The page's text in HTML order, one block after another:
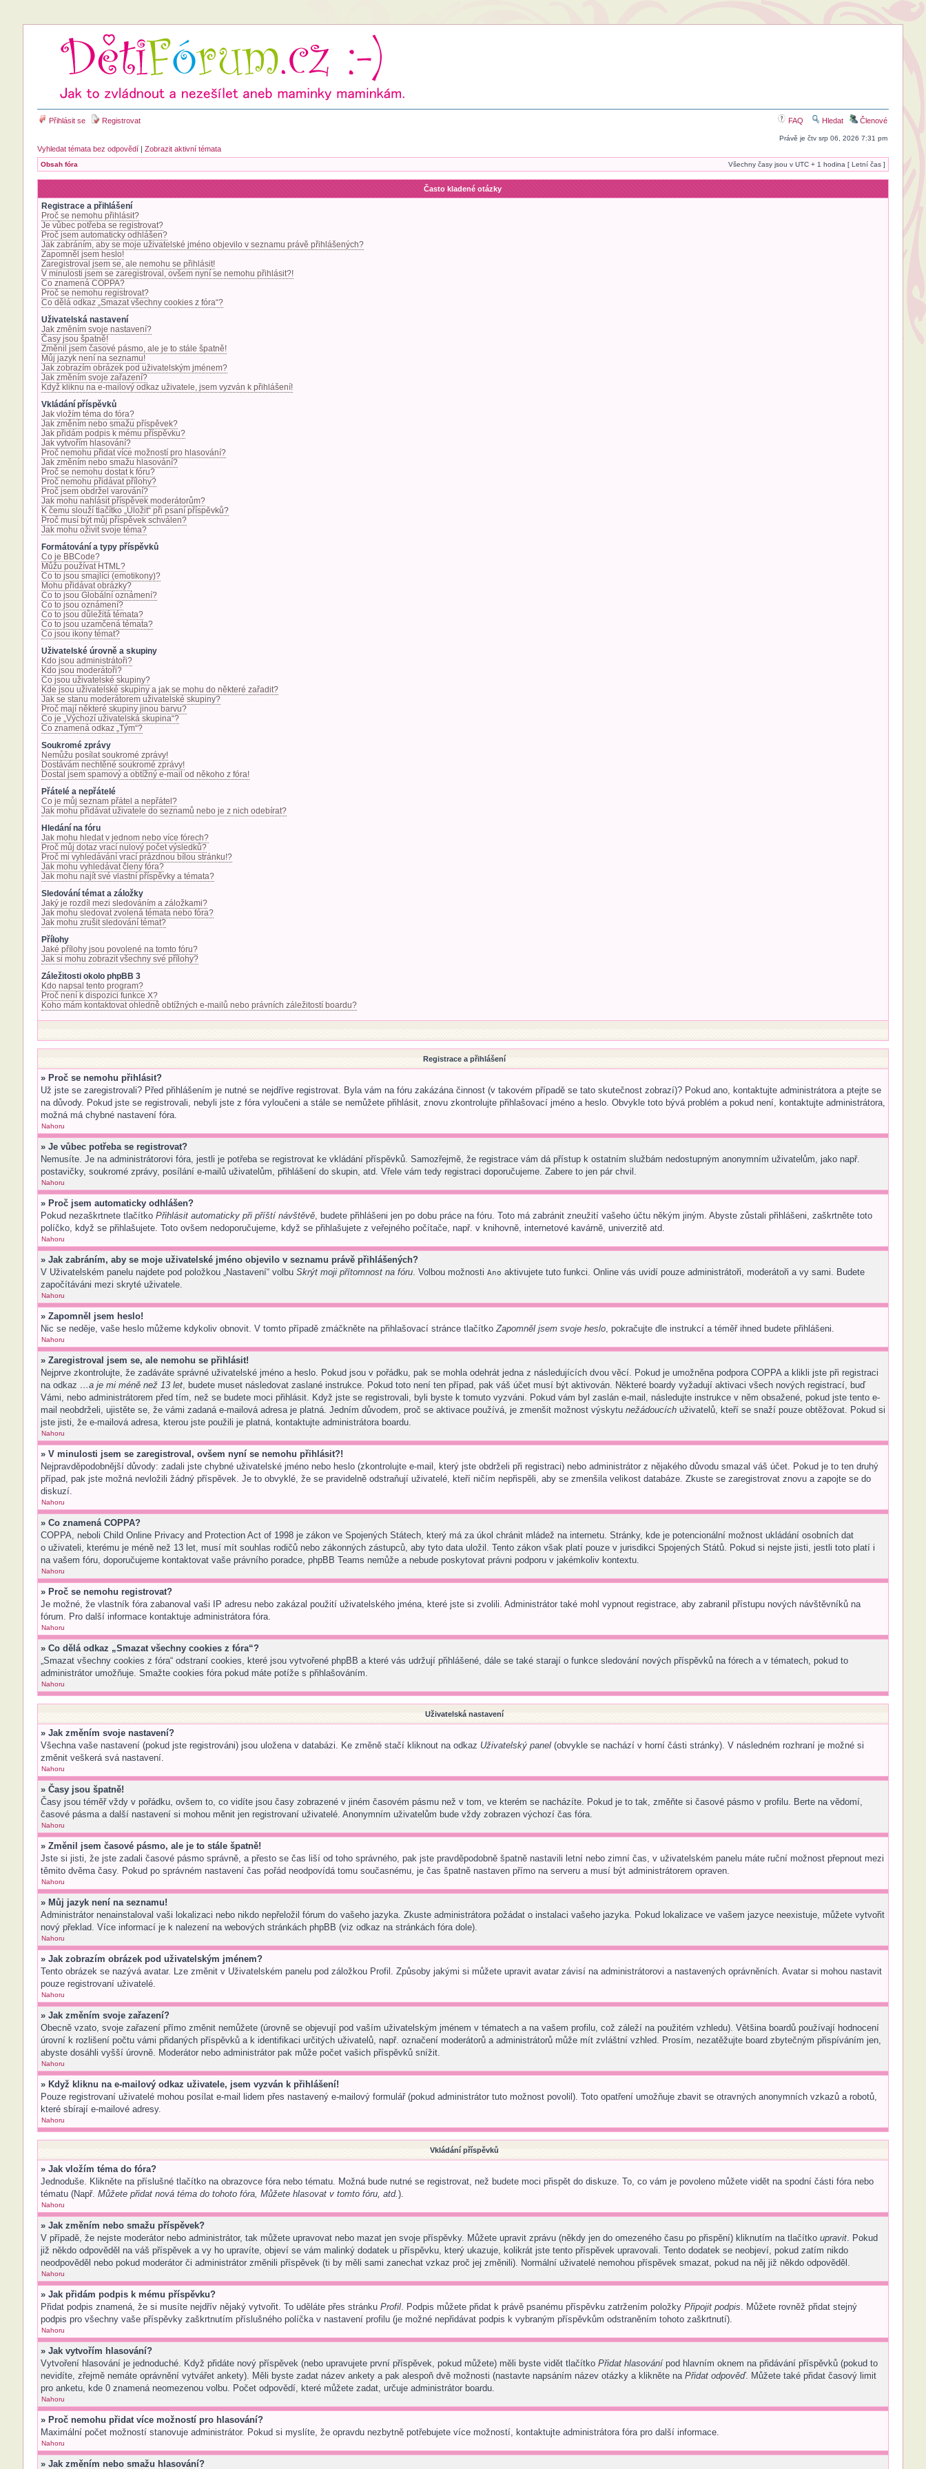
Přihlásit se Registrovat FAQ Hledat Členové
Právě je čtv srp 06, 2026 7:31 pm
Vyhledat témata bez odpovědí| Zobrazit aktivní témata
Obsah fóra Všechny časy jsou v UTC + 1 hodina [ Letní čas ]
Často kladené otázky
Registrace a přihlášení
Proč se nemohu přihlásit?
Je vůbec potřeba se registrovat?
Proč jsem automaticky odhlášen?
Jak zabráním, aby se moje uživatelské jméno objevilo v seznamu právě přihlášených?
Zapomněl jsem heslo!
Zaregistroval jsem se, ale nemohu se přihlásit!
V minulosti jsem se zaregistroval, ovšem nyní se nemohu přihlásit?!
Co znamená COPPA?
Proč se nemohu registrovat?
Co dělá odkaz „Smazat všechny cookies z fóra“?
Uživatelská nastavení
Jak změním svoje nastavení?
Časy jsou špatně!
Změnil jsem časové pásmo, ale je to stále špatně!
Můj jazyk není na seznamu!
Jak zobrazím obrázek pod uživatelským jménem?
Jak změním svoje zařazení?
Když kliknu na e-mailový odkaz uživatele, jsem vyzván k přihlášení!
Vkládání příspěvků
Jak vložím téma do fóra?
Jak změním nebo smažu příspěvek?
Jak přidám podpis k mému příspěvku?
Jak vytvořím hlasování?
Proč nemohu přidat více možností pro hlasování?
Jak změním nebo smažu hlasování?
Proč se nemohu dostat k fóru?
Proč nemohu přidávat přílohy?
Proč jsem obdržel varování?
Jak mohu nahlásit příspěvek moderátorům?
K čemu slouží tlačítko „Uložit“ při psaní příspěvků?
Proč musí být můj příspěvek schválen?
Jak mohu oživit svoje téma?
Formátování a typy příspěvků
Co je BBCode?
Můžu používat HTML?
Co to jsou smajlíci (emotikony)?
Mohu přidávat obrázky?
Co to jsou Globální oznámení?
Co to jsou oznámení?
Co to jsou důležitá témata?
Co to jsou uzamčená témata?
Co jsou ikony témat?
Uživatelské úrovně a skupiny
Kdo jsou administrátoři?
Kdo jsou moderátoři?
Co jsou uživatelské skupiny?
Kde jsou uživatelské skupiny a jak se mohu do některé zařadit?
Jak se stanu moderátorem uživatelské skupiny?
Proč mají některé skupiny jinou barvu?
Co je „Výchozí uživatelská skupina“?
Co znamená odkaz „Tým“?
Soukromé zprávy
Nemůžu posílat soukromé zprávy!
Dostávám nechtěné soukromé zprávy!
Dostal jsem spamový a obtížný e-mail od někoho z fóra!
Přátelé a nepřátelé
Co je můj seznam přátel a nepřátel?
Jak mohu přidávat uživatele do seznamů nebo je z nich odebírat?
Hledání na fóru
Jak mohu hledat v jednom nebo více fórech?
Proč můj dotaz vrací nulový počet výsledků?
Proč mi vyhledávání vrací prázdnou bílou stránku!?
Jak mohu vyhledávat členy fóra?
Jak mohu najít své vlastní příspěvky a témata?
Sledování témat a záložky
Jaký je rozdíl mezi sledováním a záložkami?
Jak mohu sledovat zvolená témata nebo fóra?
Jak mohu zrušit sledování témat?
Přílohy
Jaké přílohy jsou povolené na tomto fóru?
Jak si mohu zobrazit všechny své přílohy?
Záležitosti okolo phpBB 3
Kdo napsal tento program?
Proč není k dispozici funkce X?
Koho mám kontaktovat ohledně obtížných e-mailů nebo právních záležitostí boardu?
Registrace a přihlášení
» Proč se nemohu přihlásit?
Už jste se zaregistrovali? Před přihlášením je nutné se nejdříve registrovat. Byla vám na fóru zakázána činnost (v takovém případě se tato skutečnost zobrazí)? Pokud ano, kontaktujte administrátora a ptejte se
na důvody. Pokud jste se registrovali, nebyli jste z fóra vyloučeni a stále se nemůžete přihlásit, znovu zkontrolujte přihlašovací jméno a heslo. Obvykle toto bývá problém a pokud není, kontaktujte administrátora,
možná má chybné nastavení fóra.
Nahoru
» Je vůbec potřeba se registrovat?
Nemusíte. Je na administrátorovi fóra, jestli je potřeba se registrovat ke vkládání příspěvků. Samozřejmě, že registrace vám dá přístup k ostatním službám nedostupným anonymním uživatelům, jako např.
postavičky, soukromé zprávy, posílání e-mailů uživatelům, přihlášení do skupin, atd. Vřele vám tedy registraci doporučujeme. Zabere to jen pár chvil.
Nahoru
» Proč jsem automaticky odhlášen?
Pokud nezaškrtnete tlačítko Přihlásit automaticky při příští návštěvě, budete přihlášeni jen po dobu práce na fóru. Toto má zabránit zneužití vašeho účtu někým jiným. Abyste zůstali přihlášeni, zaškrtněte toto
políčko, když se přihlašujete. Toto ovšem nedoporučujeme, když se přihlašujete z veřejného počítače, např. v knihovně, internetové kavárně, univerzitě atd.
Nahoru
» Jak zabráním, aby se moje uživatelské jméno objevilo v seznamu právě přihlášených?
V Uživatelském panelu najdete pod položkou „Nastavení“ volbu Skrýt moji přítomnost na fóru. Volbou možnosti Ano aktivujete tuto funkci. Online vás uvidí pouze administrátoři, moderátoři a vy sami. Budete
započítáváni mezi skryté uživatele.
Nahoru
» Zapomněl jsem heslo!
Nic se neděje, vaše heslo můžeme kdykoliv obnovit. V tomto případě zmáčkněte na přihlašovací stránce tlačítkoZapomněl jsem svoje heslo, pokračujte dle instrukcí a téměř ihned budete přihlášeni.
Nahoru
» Zaregistroval jsem se, ale nemohu se přihlásit!
Nejprve zkontrolujte, že zadáváte správné uživatelské jméno a heslo. Pokud jsou v pořádku, pak se mohla odehrát jedna z následujících dvou věcí. Pokud je umožněna podpora COPPA a klikli jste při registraci
na odkaz …a je mi méně než 13 let, budete muset následovat zaslané instrukce. Pokud toto není ten případ, pak váš účet musí být aktivován. Některé boardy vyžadují aktivaci všech nových registrací, buď
Vámi, nebo administrátorem před tím, než se budete moci přihlásit. Když jste se registrovali, byli byste k tomuto vyzváni. Pokud vám byl zaslán e-mail, následujte instrukce v něm obsažené, pokud jste tento e-
mail neobdrželi, ujistěte se, že vámi zadaná e-mailová adresa je platná. Jedním důvodem, proč se aktivace používá, je zmenšit možnost výskytu nežádoucíchuživatelů, kteří se snaží pouze obtěžovat. Pokud si
jste jisti, že e-mailová adresa, kterou jste použili je platná, kontaktujte administrátora boardu.
Nahoru
» V minulosti jsem se zaregistroval, ovšem nyní se nemohu přihlásit?!
Nejpravděpodobnější důvody: zadali jste chybné uživatelské jméno nebo heslo (zkontrolujte e-mail, který jste obdrželi při registraci) nebo administrátor z nějakého důvodu smazal váš účet. Pokud je to ten druhý
případ, pak jste možná nevložili žádný příspěvek. Je to obvyklé, že se pravidelně odstraňují uživatelé, kteří ničím nepřispěli, aby se zmenšila velikost databáze. Zkuste se zaregistrovat znovu a zapojte se do
diskuzí.
Nahoru
» Co znamená COPPA?
COPPA, neboli Child Online Privacy and Protection Act of 1998 je zákon ve Spojených Státech, který má za úkol chránit mládež na internetu. Stránky, kde je potencionální možnost ukládání osobních dat
o uživateli, kterému je méně než 13 let, musí mít souhlas rodičů nebo zákonných zástupců, aby tyto data uložil. Tento zákon však platí pouze v jurisdikci Spojených Států. Pokud si nejste jisti, jestli toto platí i
na vašem fóru, doporučujeme kontaktovat vaše právního poradce, phpBB Teams nemůže a nebude poskytovat právni podporu v jakémkoliv kontextu.
Nahoru
» Proč se nemohu registrovat?
Je možné, že vlastník fóra zabanoval vaši IP adresu nebo zakázal použití uživatelského jména, které jste si zvolili. Administrátor také mohl vypnout registrace, aby zabranil přístupu nových návštěvníků na
fórum. Pro další informace kontaktuje administrátora fóra.
Nahoru
» Co dělá odkaz „Smazat všechny cookies z fóra“?
„Smazat všechny cookies z fóra“ odstraní cookies, které jsou vytvořené phpBB a které vás udržují přihlášené, dále se také starají o funkce sledování nových příspěvků na fórech a v tématech, pokud to
administrátor umožňuje. Smažte cookies fóra pokud máte potíže s přihlašováním.
Nahoru
Uživatelská nastavení
» Jak změním svoje nastavení?
Všechna vaše nastavení (pokud jste registrováni) jsou uložena v databázi. Ke změně stačí kliknout na odkaz Uživatelský panel(obvykle se nachází v horní části stránky). V následném rozhraní je možné si
změnit veškerá svá nastavení.
Nahoru
» Časy jsou špatně!
Časy jsou téměř vždy v pořádku, ovšem to, co vidíte jsou časy zobrazené v jiném časovém pásmu než v tom, ve kterém se nacházíte. Pokud je to tak, změňte si časové pásmo v profilu. Berte na vědomí,
časové pásma a další nastavení si mohou měnit jen registrovaní uživatelé. Anonymním uživatelům bude vždy zobrazen výchozí čas fóra.
Nahoru
» Změnil jsem časové pásmo, ale je to stále špatně!
Jste si jisti, že jste zadali časové pásmo správně, a přesto se čas liší od toho správného, pak jste pravděpodobně špatně nastavili letní nebo zimní čas, v uživatelském panelu máte ruční možnost přepnout mezi
těmito dvěma časy. Pokud po správném nastavení čas pořád neodpovídá tomu současnému, je čas špatně nastaven přímo na serveru a musí být administrátorem opraven.
Nahoru
» Můj jazyk není na seznamu!
Administrátor nenainstaloval vaši lokalizaci nebo nikdo nepřeložil fórum do vašeho jazyka. Zkuste administrátora požádat o instalaci vašeho jazyka. Pokud lokalizace ve vašem jazyce neexistuje, můžete vytvořit
nový překlad. Více informací je k nalezení na webových stránkách phpBB (viz odkaz na stránkách fóra dole).
Nahoru
» Jak zobrazím obrázek pod uživatelským jménem?
Tento obrázek se nazývá avatar. Lze změnit v Uživatelském panelu pod záložkou Profil. Způsoby jakými si můžete upravit avatar závisí na administrátorovi a nastavených oprávněních. Avatar si mohou nastavit
pouze registrovaní uživatelé.
Nahoru
» Jak změním svoje zařazení?
Obecně vzato, svoje zařazení přímo změnit nemůžete (úrovně se objevují pod vaším uživatelským jménem v tématech a na vašem profilu, což záleží na použitém vzhledu). Většina boardů používají hodnocení
úrovní k rozlišení počtu vámi přidaných příspěvků a k identifikaci určitých uživatelů, např. označení moderátorů a administrátorů může mít zvláštní vzhled. Prosím, nezatěžujte board zbytečným přispíváním jen,
abyste dosáhli vyšší úrovně. Moderátor nebo administrátor pak může počet vašich příspěvků snížit.
Nahoru
» Když kliknu na e-mailový odkaz uživatele, jsem vyzván k přihlášení!
Pouze registrovaní uživatelé mohou posílat e-mail lidem přes nastavený e-mailový formulář (pokud administrátor tuto možnost povolil). Toto opatření umožňuje zbavit se otravných anonymních vzkazů a robotů,
které sbírají e-mailové adresy.
Nahoru
Vkládání příspěvků
» Jak vložím téma do fóra?
Jednoduše. Klikněte na příslušné tlačítko na obrazovce fóra nebo tématu. Možná bude nutné se registrovat, než budete moci přispět do diskuze. To, co vám je povoleno můžete vidět na spodní části fóra nebo
tématu (Např. Můžete přidat nová téma do tohoto fóra, Můžete hlasovat v tomto fóru, atd.).
Nahoru
» Jak změním nebo smažu příspěvek?
V případě, že nejste moderátor nebo administrátor, tak můžete upravovat nebo mazat jen svoje příspěvky. Můžete upravit zprávu (někdy jen do omezeného času po přispění) kliknutím na tlačítko upravit. Pokud
již někdo odpověděl na váš příspěvek a vy ho upravíte, objeví se vám malinký dodatek u příspěvku, který ukazuje, kolikrát jste tento příspěvek upravovali. Tento dodatek se neobjeví, pokud zatím nikdo
neodpověděl nebo pokud moderátor či administrátor změnili příspěvek (ti by měli sami zanechat vzkaz proč jej změnili). Normální uživatelé nemohou příspěvek smazat, pokud na něj již někdo odpověděl.
Nahoru
» Jak přidám podpis k mému příspěvku?
Přidat podpis znamená, že si musíte nejdřív nějaký vytvořit. To uděláte přes stránku Profil. Podpis můžete přidat k právě psanému příspěvku zatržením položky Připojit podpis. Můžete rovněž přidat stejný
podpis pro všechny vaše příspěvky zaškrtnutím příslušného políčka v nastavení profilu (je možné nepřidávat podpis k vybraným příspěvkům odstraněním tohoto zaškrtnutí).
Nahoru
» Jak vytvořím hlasování?
Vytvoření hlasování je jednoduché. Když přidáte nový příspěvek (nebo upravujete první příspěvek, pokud můžete) měli byste vidět tlačítko Přidat hlasovánípod hlavním oknem na přidávání příspěvků (pokud to
nevidíte, zřejmě nemáte oprávnění vytvářet ankety). Měli byste zadat název ankety a pak alespoň dvě možnosti (nastavte napsáním název otázky a klikněte na Přidat odpověď. Můžete také přidat časový limit
pro anketu, kde 0 znamená neomezenou volbu. Počet odpovědí, které můžete zadat, určuje administrátor boardu.
Nahoru
» Proč nemohu přidat více možností pro hlasování?
Maximální počet možností stanovuje administrátor. Pokud si myslíte, že opravdu nezbytně potřebujete více možností, kontaktujte administrátora fóra pro další informace.
Nahoru
» Jak změním nebo smažu hlasování?